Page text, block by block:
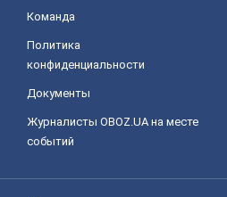
Команда
Политика
конфиденциальности
Документы
Журналисты OBOZ.UA на месте
событий